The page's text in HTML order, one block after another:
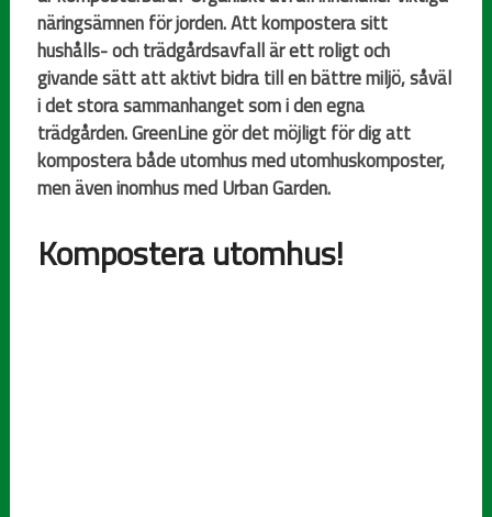
näringsämnen för jorden. Att kompostera sitt
hushålls- och trädgårdsavfall är ett roligt och
givande sätt att aktivt bidra till en bättre miljö, såväl
i det stora sammanhanget som i den egna
trädgården. GreenLine gör det möjligt för dig att
kompostera både utomhus med utomhuskomposter,
men även inomhus med Urban Garden.
Kompostera utomhus!